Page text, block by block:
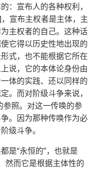
：宣布人的各种权利，
宣布主权者是主体，主
主权者的自己。这种话
它得以历史性地出现的
式，也不能根据它所在
说，它的本体论身份由
体的实践、还以同样的
。而对阶级斗争来说，
照。对这一传唤的参
。因为那种传唤作为必
级斗争。
是“永恒的”，也就是
然而它是根据主体性的